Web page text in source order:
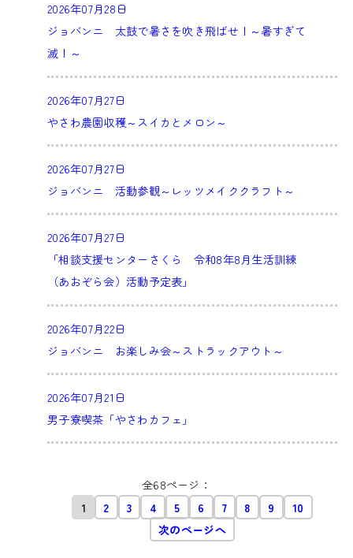
2026年07月28日
ジョバンニ 太鼓で暑さを吹き飛ばせ！～暑すぎて
滅！～
2026年07月27日
やさわ農園収穫～スイカとメロン～
2026年07月27日
ジョバンニ 活動参観～レッツメイククラフト～
2026年07月27日
「相談支援センターさくら 令和8年8月生活訓練
（あおぞら会）活動予定表」
2026年07月22日
ジョバンニ お楽しみ会～ストラックアウト～
2026年07月21日
男子寮喫茶「やさわカフェ」
全68ページ：
1
2 3 4 5 6 7 8 9
10
次のページへ